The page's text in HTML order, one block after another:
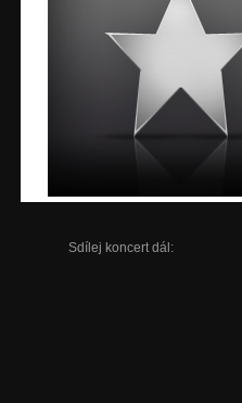
Sdílej koncert dál: